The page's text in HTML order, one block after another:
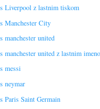
Liverpool z lastnim tiskom
Manchester City
manchester united
manchester united z lastnim
messi
neymar
Paris Saint Germain